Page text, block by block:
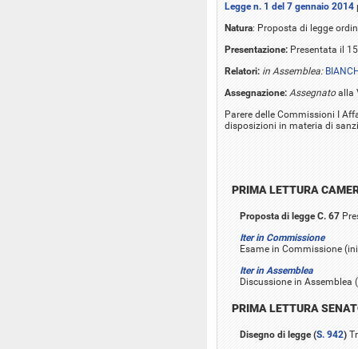
Legge n. 1 del 7 gennaio 2014
Natura: Proposta di legge
Presentazione: Presentata il
Relatori: in Assemblea:
Assegnazione: Assegnatoalla
Parere delle Commissioni I
disposizioni in materia di
PRIMA LETTURA
Proposta di legge C. 67
Iter in Commissione
Esame in Commissione
Iter in Assemblea
Discussione in
PRIMA LETTURA
Disegno di legge (S. 942)